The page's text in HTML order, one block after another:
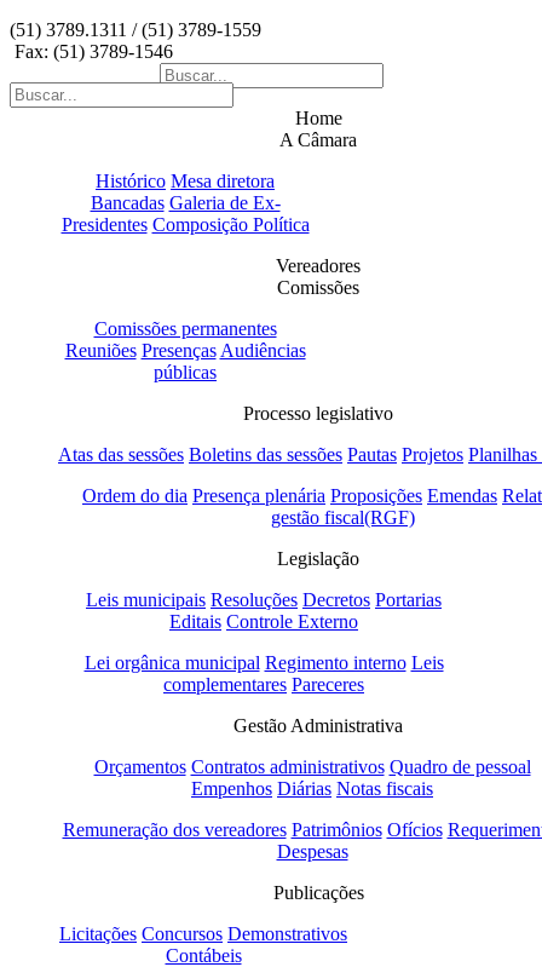
(51) 3789.1311 / (51) 3789-1559
Fax: (51) 3789-1546
Home
A Câmara
Histórico Mesa diretora
Bancadas Galeria de Ex-
Presidentes Composição Política
Vereadores
Comissões
Comissões permanentes
Reuniões Presenças Audiências
públicas
Processo legislativo
Atas das sessões Boletins das sessões Pautas Projetos Planilhas
Ordem do dia Presença plenária Proposições Emendas
gestão fiscal(RGF)
Legislação
Leis municipais Resoluções Decretos Portarias
Editais Controle Externo
Lei orgânica municipal Regimento interno Leis
complementares Pareceres
Gestão Administrativa
Orçamentos Contratos administrativos Quadro de pessoal
Empenhos Diárias Notas fiscais
Remuneração dos vereadores Patrimônios Ofícios
Despesas
Publicações
Licitações Concursos Demonstrativos
Contábeis